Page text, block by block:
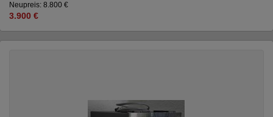
Neupreis: 8.800 €
3.900 €